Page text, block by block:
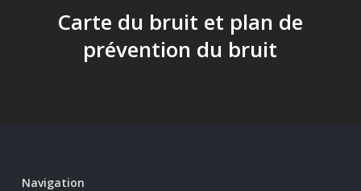
Carte du bruit et plan de
prévention du bruit
Navigation